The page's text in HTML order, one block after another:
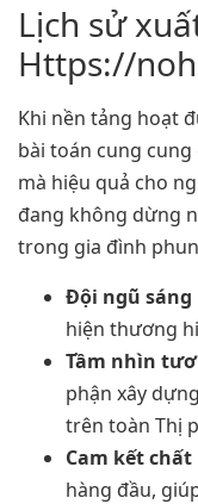
Lịch sử
Https://
Khi nền tảng hoạt
bài toán cung
mà hiệu quả cho
đang không dừng
trong gia đình
Đội ngũ sáng
hiện thương
Tầm nhìn
phận xây
trên toàn Thị
Cam kết
hàng đầu,